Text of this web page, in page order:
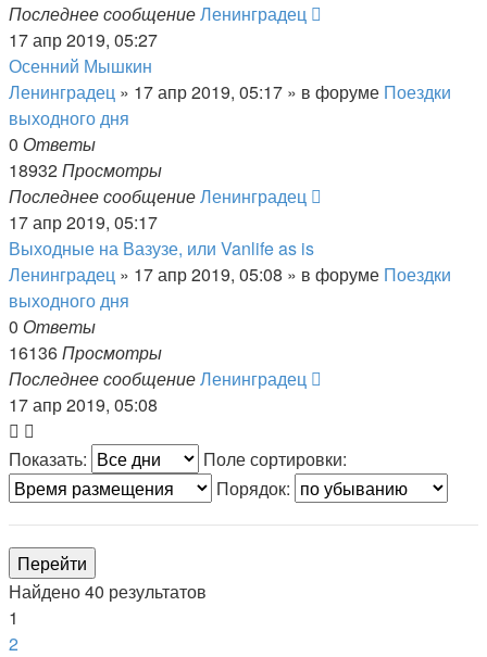
Последнее сообщениеЛенинградец
17 апр 2019, 05:27
Осенний Мышкин
Ленинградец » 17 апр 2019, 05:17 » в форуме Поездки
выходного дня
0 Ответы
18932Просмотры
Последнее сообщениеЛенинградец
17 апр 2019, 05:17
Выходные на Вазузе, или Vanlife as is
Ленинградец » 17 апр 2019, 05:08 » в форуме Поездки
выходного дня
0 Ответы
16136Просмотры
Последнее сообщениеЛенинградец
17 апр 2019, 05:08
Показать:
Поле сортировки:
Порядок:
Найдено 40 результатов
1
2